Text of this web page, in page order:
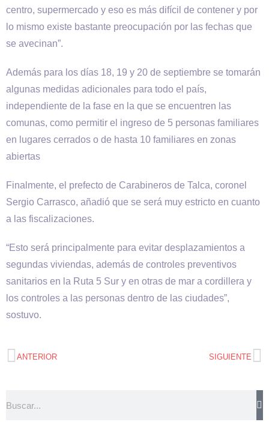
centro, supermercado y eso es más difícil de contener y por
lo mismo existe bastante preocupación por las fechas que
se avecinan”.
Además para los días 18, 19 y 20 de septiembre se tomarán
algunas medidas adicionales para todo el país,
independiente de la fase en la que se encuentren las
comunas, como permitir el ingreso de 5 personas familiares
en lugares cerrados o de hasta 10 familiares en zonas
abiertas
Finalmente, el prefecto de Carabineros de Talca, coronel
Sergio Carrasco, añadió que se será muy estricto en cuanto
a las fiscalizaciones.
“Esto será principalmente para evitar desplazamientos a
segundas viviendas, además de controles preventivos
sanitarios en la Ruta 5 Sur y en otras de mar a cordillera y
los controles a las personas dentro de las ciudades”,
sostuvo.
ANTERIOR SIGUIENTE